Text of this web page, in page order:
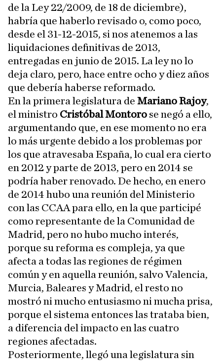
de la Ley 22/2009, de 18 de diciembre),
habría que haberlo revisado o, como poco,
desde el 31-12-2015, si nos atenemos a las
liquidaciones definitivas de 2013,
entregadas en junio de 2015. La ley no lo
deja claro, pero, hace entre ocho y diez años
que debería haberse reformado.
En la primera legislatura de Mariano Rajoy,
el ministro Cristóbal Montoro se negó a ello,
argumentando que, en ese momento no era
lo más urgente debido a los problemas por
los que atravesaba España, lo cual era cierto
en 2012 y parte de 2013, pero en 2014 se
podría haber renovado. De hecho, en enero
de 2014 hubo una reunión del Ministerio
con las CCAA para ello, en la que participé
como representante de la Comunidad de
Madrid, pero no hubo mucho interés,
porque su reforma es compleja, ya que
afecta a todas las regiones de régimen
común y en aquella reunión, salvo Valencia,
Murcia, Baleares y Madrid, el resto no
mostró ni mucho entusiasmo ni mucha prisa,
porque el sistema entonces las trataba bien,
a diferencia del impacto en las cuatro
regiones afectadas.
Posteriormente, llegó una legislatura sin